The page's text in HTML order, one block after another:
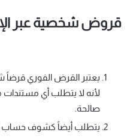
قروض شخصية عبر
يعتبر القرض الفوري قرضاً
لأنه لا يتطلب أي
صالحة.
يتطلب أيضاً كشوف حساب